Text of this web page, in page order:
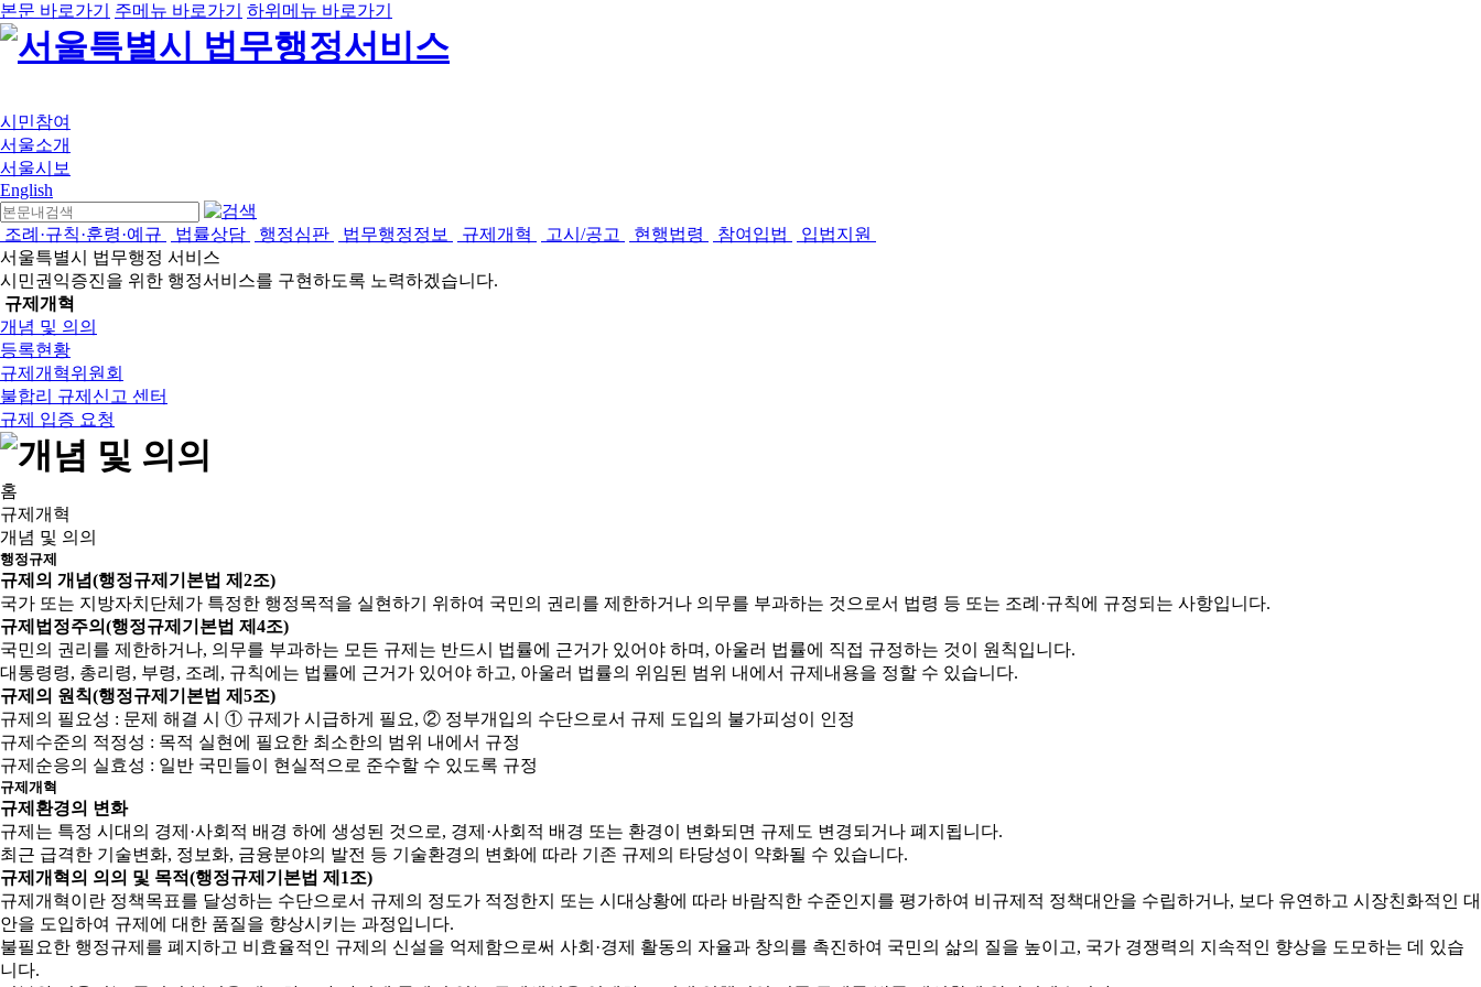
본문 바로가기 주메뉴 바로가기 하위메뉴 바로가기
시민참여
서울소개
서울시보
English
조례·규칙·훈령·예규 법률상담 행정심판 법무행정정보 규제개혁 고시/공고 현행법령 참여입법
입법지원
서울특별시 법무행정 서비스
시민권익증진을 위한 행정서비스를 구현하도록 노력하겠습니다.
규제개혁
개념 및 의의
등록현황
규제개혁위원회
불합리 규제신고 센터
규제 입증 요청
홈
규제개혁
개념 및 의의
행정규제
규제의 개념(행정규제기본법 제2조)
국가 또는 지방자치단체가 특정한 행정목적을 실현하기 위하여 국민의 권리를 제한하거나 의무를 부과하는 것으로서 법령 등 또는 조례·규칙에 규정되는 사항입니다.
규제법정주의(행정규제기본법 제4조)
국민의 권리를 제한하거나, 의무를 부과하는 모든 규제는 반드시 법률에 근거가 있어야 하며, 아울러 법률에 직접 규정하는 것이 원칙입니다.
대통령령, 총리령, 부령, 조례, 규칙에는 법률에 근거가 있어야 하고, 아울러 법률의 위임된 범위 내에서 규제내용을 정할 수 있습니다.
규제의 원칙(행정규제기본법 제5조)
규제의 필요성 : 문제 해결 시 ① 규제가 시급하게 필요, ② 정부개입의 수단으로서 규제 도입의 불가피성이 인정
규제수준의 적정성 : 목적 실현에 필요한 최소한의 범위 내에서 규정
규제순응의 실효성 : 일반 국민들이 현실적으로 준수할 수 있도록 규정
규제개혁
규제환경의 변화
규제는 특정 시대의 경제·사회적 배경 하에 생성된 것으로, 경제·사회적 배경 또는 환경이 변화되면 규제도 변경되거나 폐지됩니다.
최근 급격한 기술변화, 정보화, 금융분야의 발전 등 기술환경의 변화에 따라 기존 규제의 타당성이 약화될 수 있습니다.
규제개혁의 의의 및 목적(행정규제기본법 제1조)
규제개혁이란 정책목표를 달성하는 수단으로서 규제의 정도가 적정한지 또는 시대상황에 따라 바람직한 수준인지를 평가하여 비규제적 정책대안을 수립하거나, 보다 유연하고 시장친화적인 대
안을 도입하여 규제에 대한 품질을 향상시키는 과정입니다.
불필요한 행정규제를 폐지하고 비효율적인 규제의 신설을 억제함으로써 사회·경제 활동의 자율과 창의를 촉진하여 국민의 삶의 질을 높이고, 국가 경쟁력의 지속적인 향상을 도모하는 데 있습
니다.